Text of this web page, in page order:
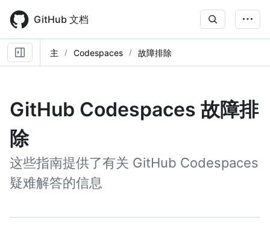
main
content
GitHub 文档
主 Codespaces 故障排除
GitHub Codespaces 故障排
除
这些指南提供了有关 GitHub Codespaces
疑难解答的信息